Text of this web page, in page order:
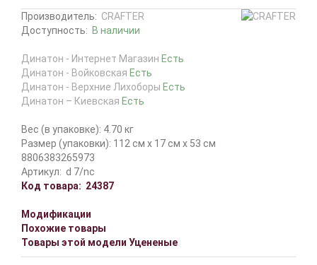
Производитель: CRAFTER
Доступность: В наличии
Динатон - Интернет Магазин Есть
Динатон - Войковская Есть
Динатон - Верхние Лихоборы Есть
Динатон – Киевская Есть
Вес (в упаковке): 4.70 кг
Размер (упаковки): 112 см x 17 см x 53 см
8806383265973
Артикул: d 7/nc
Код товара: 24387
Модификации
Похожие товары
Товары этой модели Уцененые